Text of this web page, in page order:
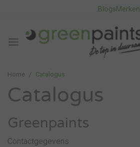
BlogsMerken
Home Catalogus
Catalogus
Greenpaints
Contactgegevens